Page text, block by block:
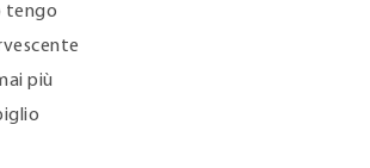
tengo
più